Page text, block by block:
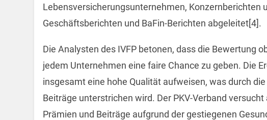
Lebensversicherungsunternehmen, Konzernberichten
Geschäftsberichten und BaFin-Berichten abgeleitet[4].
Die Analysten des IVFP betonen, dass die Bewertung
jedem Unternehmen eine faire Chance zu geben. Die
insgesamt eine hohe Qualität aufweisen, was durch
Beiträge unterstrichen wird. Der PKV-Verband
Prämien und Beiträge aufgrund der gestiegenen